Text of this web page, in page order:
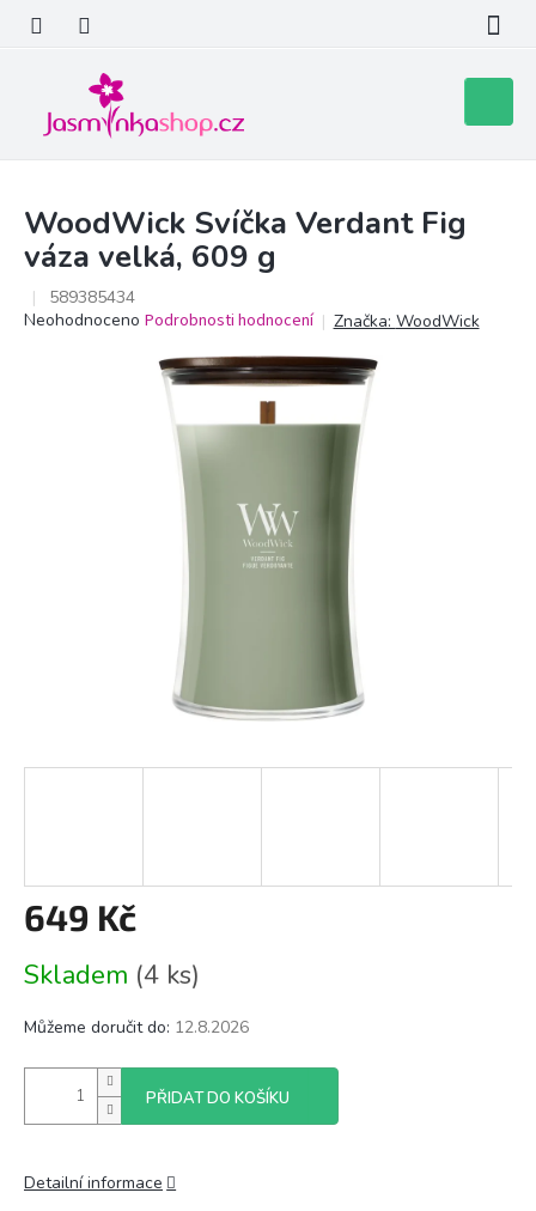
obsah
košík
WoodWick Svíčka Verdant Fig
váza velká, 609 g
589385434
Průměrné
Neohodnoceno Podrobnosti hodnocení Značka: WoodWick
649 Kč
cena:
Skladem (4 ks)
Můžeme doručit do: 12.8.2026
PŘIDAT DO KOŠÍKU
Detailní informace